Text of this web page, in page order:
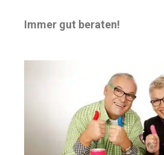
Immer gut beraten!